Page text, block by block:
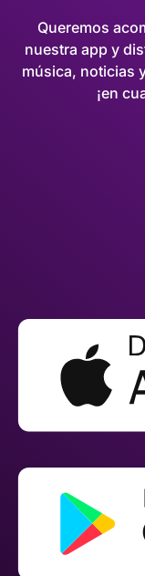
Queremos
nuestra app y
música, noticias
¡en